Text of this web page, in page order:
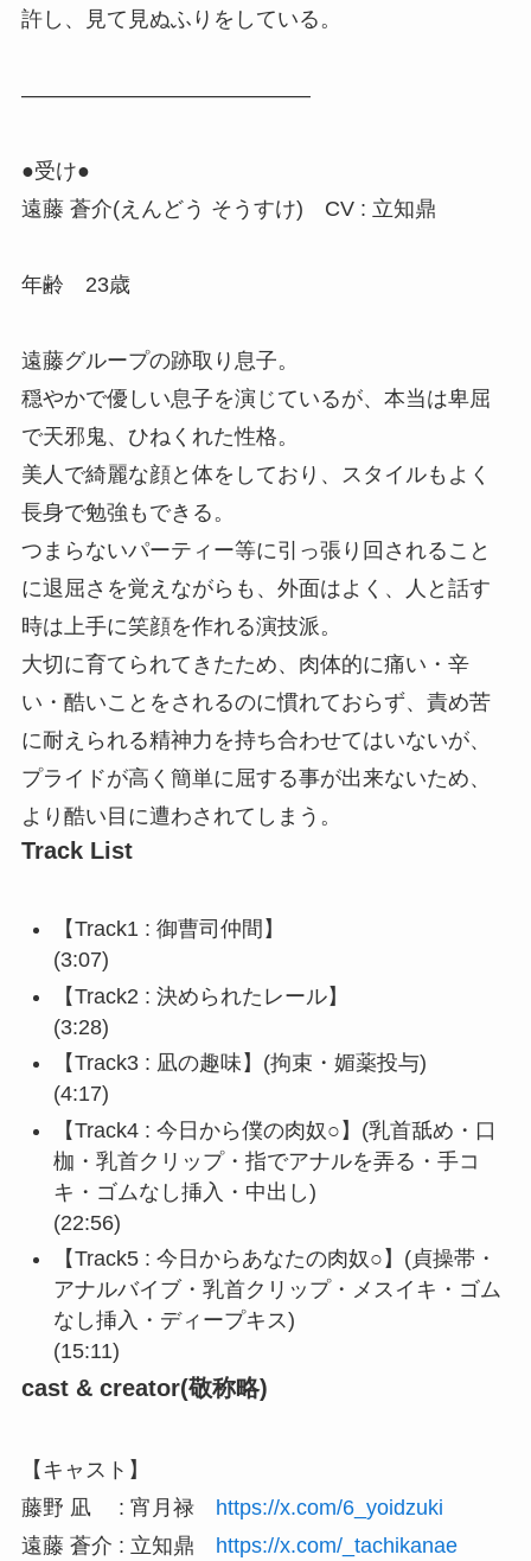
許し、見て見ぬふりをしている。
—————————————–
●受け●
遠藤 蒼介(えんどう そうすけ) CV : 立知鼎
年齢 23歳
遠藤グループの跡取り息子。
穏やかで優しい息子を演じているが、本当は卑屈
で天邪鬼、ひねくれた性格。
美人で綺麗な顔と体をしており、スタイルもよく
長身で勉強もできる。
つまらないパーティー等に引っ張り回されること
に退屈さを覚えながらも、外面はよく、人と話す
時は上手に笑顔を作れる演技派。
大切に育てられてきたため、肉体的に痛い・辛
い・酷いことをされるのに慣れておらず、責め苦
に耐えられる精神力を持ち合わせてはいないが、
プライドが高く簡単に屈する事が出来ないため、
より酷い目に遭わされてしまう。
Track List
【Track1 : 御曹司仲間】
(3:07)
【Track2 : 決められたレール】
(3:28)
【Track3 : 凪の趣味】(拘束・媚薬投与)
(4:17)
【Track4 : 今日から僕の肉奴○】(乳首舐め・口
枷・乳首クリップ・指でアナルを弄る・手コ
キ・ゴムなし挿入・中出し)
(22:56)
【Track5 : 今日からあなたの肉奴○】(貞操帯・
アナルバイブ・乳首クリップ・メスイキ・ゴム
なし挿入・ディープキス)
(15:11)
cast & creator(敬称略)
【キャスト】
藤野 凪 : 宵月禄
https://x.com/6_yoidzuki
遠藤 蒼介 : 立知鼎
https://x.com/_tachikanae